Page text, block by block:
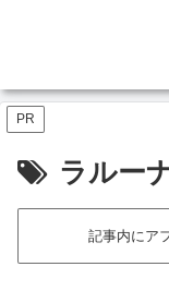
PR
ラルー
記事内にア